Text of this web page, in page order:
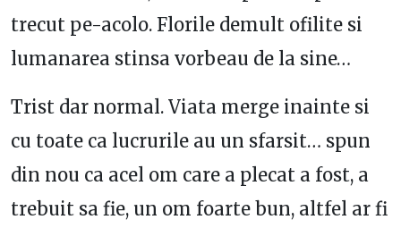
trecut pe-acolo. Florile demult ofilite si
lumanarea stinsa vorbeau de la sine…
Trist dar normal. Viata merge inainte si
cu toate ca lucrurile au un sfarsit… spun
din nou ca acel om care a plecat a fost, a
trebuit sa fie, un om foarte bun, altfel ar fi